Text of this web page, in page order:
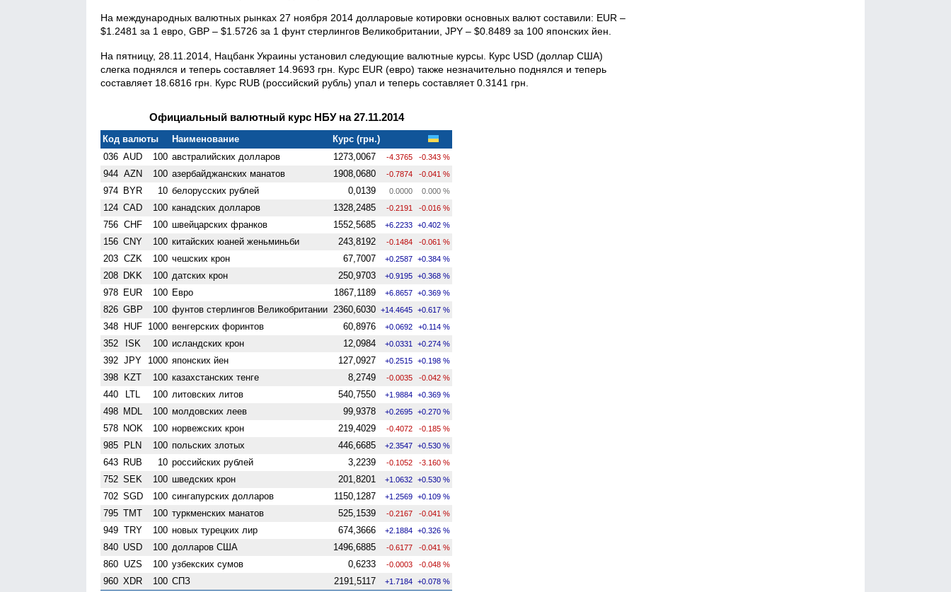
На международных валютных рынках 27 ноября 2014 долларовые котировки основных валют составили: EUR –
$1.2481 за 1 евро, GBP – $1.5726 за 1 фунт стерлингов Великобритании, JPY – $0.8489 за 100 японских йен.
На пятницу, 28.11.2014, Нацбанк Украины установил следующие валютные курсы. Курс USD (доллар США)
слегка поднялся и теперь составляет 14.9693 грн. Курс EUR (евро) также незначительно поднялся и теперь
составляет 18.6816 грн. Курс RUB (российский рубль) упал и теперь составляет 0.3141 грн.
Официальный валютный курс НБУ на 27.11.2014
Код валюты Наименование
Курс (грн.)
036 AUD 100 австралийских долларов 1273,0067 -4.3765 -0.343 %
944 AZN 100 азербайджанских манатов 1908,0680 -0.7874 -0.041 %
974 BYR 10 белорусских рублей 0,0139 0.0000 0.000 %
124 CAD 100 канадских долларов 1328,2485 -0.2191 -0.016 %
756 CHF 100 швейцарских франков 1552,5685 +6.2233 +0.402 %
156 CNY 100 китайских юаней женьминьби 243,8192 -0.1484 -0.061 %
203 CZK 100 чешских крон 67,7007 +0.2587 +0.384 %
208 DKK 100 датских крон 250,9703 +0.9195 +0.368 %
978 EUR 100 Евро 1867,1189 +6.8657 +0.369 %
826 GBP 100 фунтов стерлингов Велико­британии 2360,6030 +14.4645 +0.617 %
348 HUF 1000 венгерских форинтов 60,8976 +0.0692 +0.114 %
352 ISK 100 исландских крон 12,0984 +0.0331 +0.274 %
392 JPY 1000 японских йен 127,0927 +0.2515 +0.198 %
398 KZT 100 казахстанских тенге 8,2749 -0.0035 -0.042 %
440 LTL 100 литовских литов 540,7550 +1.9884 +0.369 %
498 MDL 100 молдовских леев 99,9378 +0.2695 +0.270 %
578 NOK 100 норвежских крон 219,4029 -0.4072 -0.185 %
985 PLN 100 польских злотых 446,6685 +2.3547 +0.530 %
643 RUB 10 российских рублей 3,2239 -0.1052 -3.160 %
752 SEK 100 шведских крон 201,8201 +1.0632 +0.530 %
702 SGD 100 сингапурских долларов 1150,1287 +1.2569 +0.109 %
795 TMT 100 туркменских манатов 525,1539 -0.2167 -0.041 %
949 TRY 100 новых турецких лир 674,3666 +2.1884 +0.326 %
840 USD 100 долларов США 1496,6885 -0.6177 -0.041 %
860 UZS 100 узбекских сумов 0,6233 -0.0003 -0.048 %
960 XDR 100 СПЗ 2191,5117 +1.7184 +0.078 %